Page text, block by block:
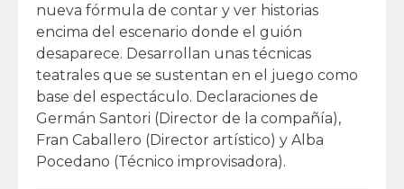
nueva fórmula de contar y ver historias
encima del escenario donde el guión
desaparece. Desarrollan unas técnicas
teatrales que se sustentan en el juego como
base del espectáculo. Declaraciones de
Germán Santori (Director de la compañía),
Fran Caballero (Director artístico) y Alba
Pocedano (Técnico improvisadora).